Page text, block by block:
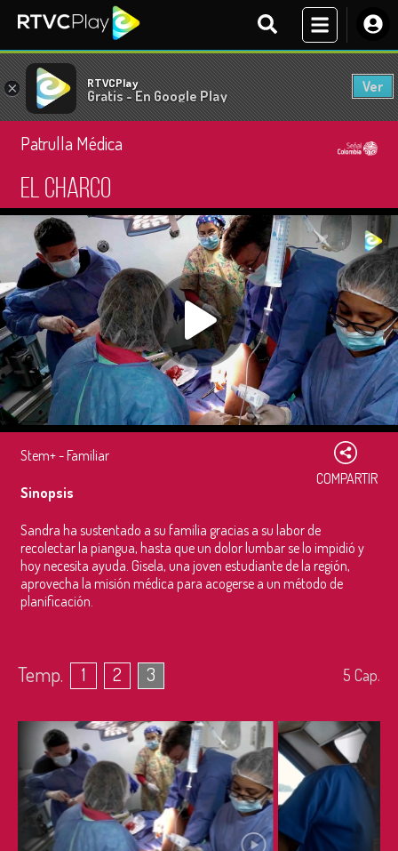
× RTVCPlay
Gratis - En Google Play
Ver
Patrulla Médica
El charco
Stem+ - Familiar
COMPARTIR
Sinopsis
Sandra ha sustentado a su familia gracias a su labor de
recolectar la piangua, hasta que un dolor lumbar se lo impidió y
hoy necesita ayuda. Gisela, una joven estudiante de la región,
aprovecha la misión médica para acogerse a un método de
planificación.
Temp. 1 2 3 5 Cap.